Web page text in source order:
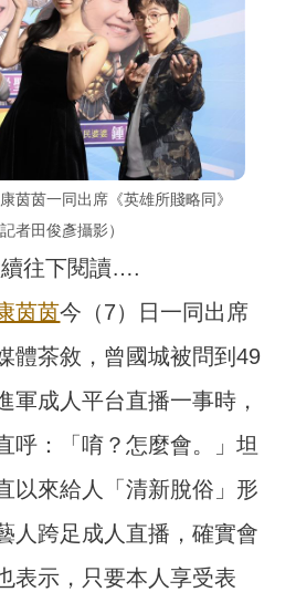
茵茵一同出席《英雄所賤略同》
者田俊彥攝影）
往下閱讀….
茵茵今（7）日一同出席
體茶敘，曾國城被問到49
軍成人平台直播一事時，
呼：「唷？怎麼會。」坦
以來給人「清新脫俗」形
人跨足成人直播，確實會
表示，只要本人享受表